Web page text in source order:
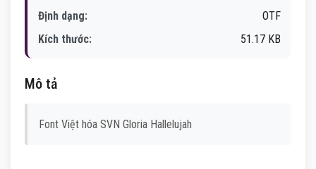
Định dạng:
OTF
Kích thước:
51.17 KB
Mô tả
Font Việt hóa SVN Gloria Hallelujah